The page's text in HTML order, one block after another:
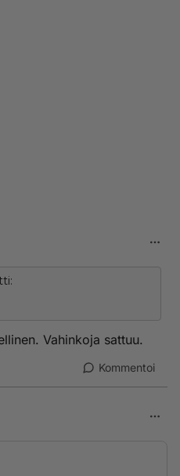
Vahinkoja sattuu.
Kommentoi